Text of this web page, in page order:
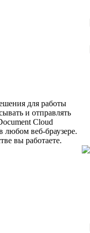
для работы
и отправлять
Cloud
любом веб-браузере.
вы работаете.